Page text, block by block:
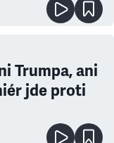
Trumpa, ani
jde proti